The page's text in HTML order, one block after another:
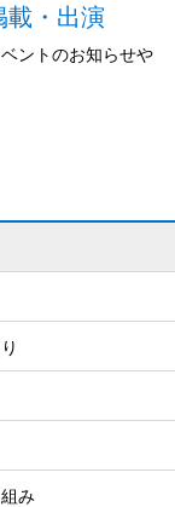
載・出演
ントのお知らせや
み